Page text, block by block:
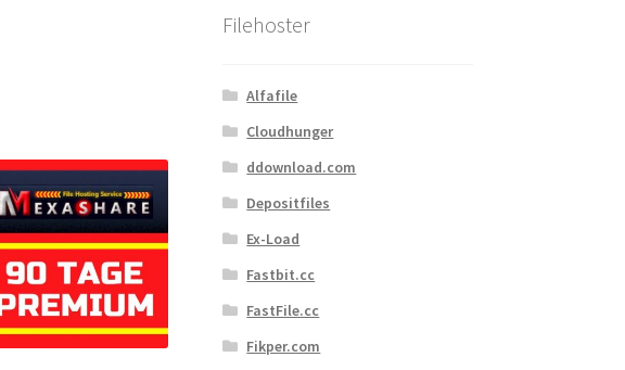
Filehoster
Alfafile
Cloudhunger
ddownload.com
Depositfiles
Ex-Load
Fastbit.cc
FastFile.cc
Fikper.com